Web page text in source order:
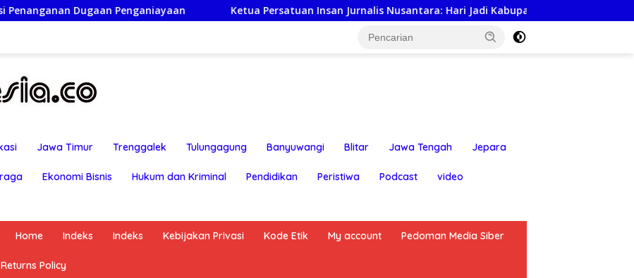
Ketua Persatuan Insan Jurnalis Nusantara: Hari Jadi Kabupaten Blitar ke-702 Jadi Momentum Perkuat
Jawa Timur Trenggalek Tulungagung Banyuwangi Blitar Jawa Tengah Jepara
Ekonomi Bisnis Hukum dan Kriminal Pendidikan Peristiwa Podcast video
Home Indeks Indeks Kebijakan Privasi Kode Etik My account Pedoman Media Siber
Policy